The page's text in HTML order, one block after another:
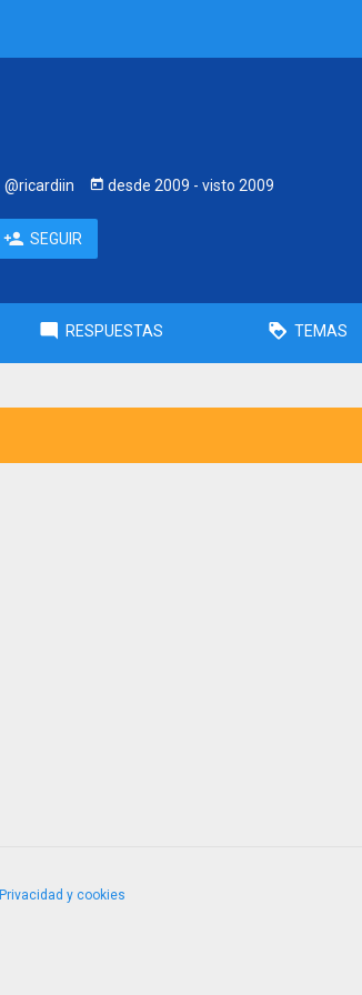
@ricardiin desde 2009 - visto 2009
SEGUIR
RESPUESTAS TEMAS
Privacidad y cookies